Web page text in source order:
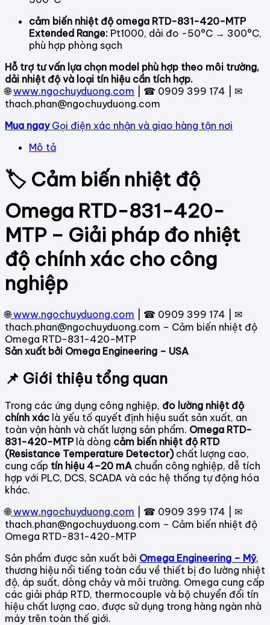
cảm biến nhiệt độ omega RTD-831-420-MTP
Extended Range: Pt1000, dải đo -50°C → 300°C,
phù hợp phòng sạch
Hỗ trợ tư vấn lựa chọn model phù hợp theo môi trường,
dải nhiệt độ và loại tín hiệu cần tích hợp.
🌐www.ngochuyduong.com | ☎ 0909 399 174 | ✉
thach.phan@ngochuyduong.com
Mua ngay Gọi điện xác nhận và giao hàng tận nơi
Mô tả
🏷 Cảm biến nhiệt độ
Omega RTD-831-420-
MTP – Giải pháp đo nhiệt
độ chính xác cho công
nghiệp
🌐 www.ngochuyduong.com | ☎ 0909 399 174 | ✉
thach.phan@ngochuyduong.com – Cảm biến nhiệt độ
Omega RTD-831-420-MTP
Sản xuất bởi Omega Engineering – USA
📌 Giới thiệu tổng quan
Trong các ứng dụng công nghiệp, đo lường nhiệt độ
chính xác là yếu tố quyết định hiệu suất sản xuất, an
toàn vận hành và chất lượng sản phẩm. Omega RTD-
831-420-MTPlà dòng cảm biến nhiệt độ RTD
(Resistance Temperature Detector)chất lượng cao,
cung cấp tín hiệu 4–20 mA chuẩn công nghiệp, dễ tích
hợp với PLC, DCS, SCADA và các hệ thống tự động hóa
khác.
🌐 www.ngochuyduong.com | ☎ 0909 399 174 | ✉
thach.phan@ngochuyduong.com – Cảm biến nhiệt độ
Omega RTD-831-420-MTP
Sản phẩm được sản xuất bởi Omega Engineering – Mỹ,
thương hiệu nổi tiếng toàn cầu về thiết bị đo lường nhiệt
độ, áp suất, dòng chảy và môi trường. Omega cung cấp
các giải pháp RTD, thermocouple và bộ chuyển đổi tín
hiệu chất lượng cao, được sử dụng trong hàng ngàn nhà
máy trên toàn thế giới.